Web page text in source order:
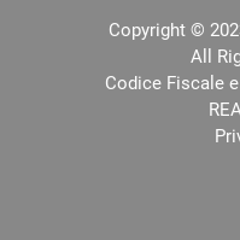
Copyright ©
All
Codice Fiscale